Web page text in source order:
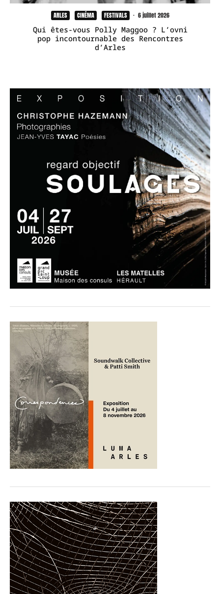
ARLES CINÉMA FESTIVALS · 6 juillet 2026
Qui êtes-vous Polly Maggoo ? L’ovni
pop incontournable des Rencontres
d’Arles